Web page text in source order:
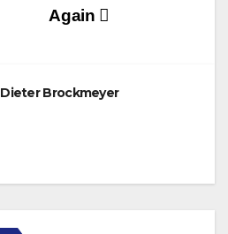
Again
Dieter Brockmeyer